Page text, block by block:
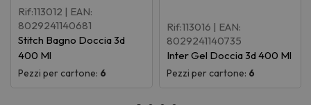
Rif:113012 | EAN:
8029241140681
Stitch Bagno Doccia 3d
400 Ml
Pezzi per cartone: 6
Rif:113016 | EAN:
8029241140735
Inter Gel Doccia 3d 400 Ml
Pezzi per cartone: 6